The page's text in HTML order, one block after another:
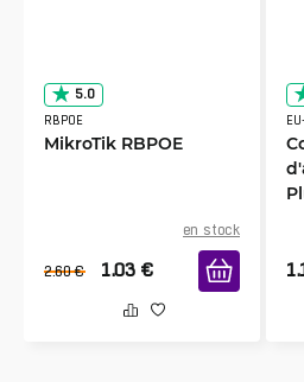
5.0
RBPOE
MikroTik RBPOE
en stock
2.60 € 1.03 €